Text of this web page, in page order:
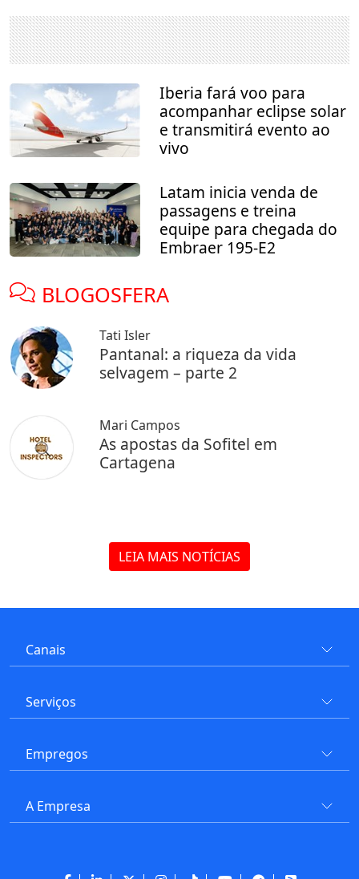
Iberia fará voo para
acompanhar eclipse solar
e transmitirá evento ao
vivo
Latam inicia venda de
passagens e treina
equipe para chegada do
Embraer 195-E2
BLOGOSFERA
Tati Isler
Pantanal: a riqueza da vida
selvagem – parte 2
Mari Campos
As apostas da Sofitel em
Cartagena
LEIA MAIS NOTÍCIAS
Canais
Serviços
Empregos
A Empresa